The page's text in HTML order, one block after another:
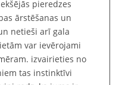
pieredzes
ārstēšanas un
netieši arī gala
var ievērojami
izvairieties no
tas instinktīvi